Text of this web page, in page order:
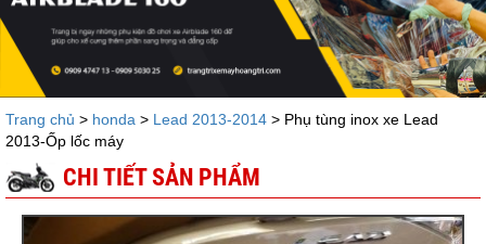
Trang chủ > honda > Lead 2013-2014 > Phụ tùng inox xe Lead
2013-Ốp lốc máy
CHI TIẾT SẢN PHẨM